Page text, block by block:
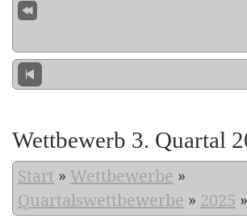
Wettbewerb 3. Quartal
Start » Wettbewerbe »
Quartalswettbewerbe » 2025 »